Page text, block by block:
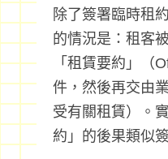
除了簽署臨時租
的情況是：租客
「租賃要約」（
件，然後再交由
受有關租賃）。
約」的後果類似